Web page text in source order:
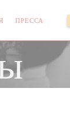
ПРЕССА